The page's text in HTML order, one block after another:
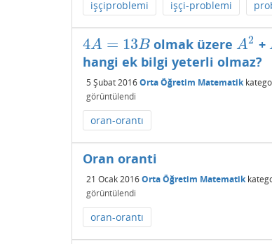
işçiproblemi işçi-problemi
4A = 13B
4A= 13 B olmak üzere A2
A2 +
hangi ek bilgi yeterli olmaz?
5 Şubat 2016Orta Öğretim Matematik
görüntülendi
oran-orantı
Oran oranti
21 Ocak 2016Orta Öğretim Matematik
görüntülendi
oran-orantı